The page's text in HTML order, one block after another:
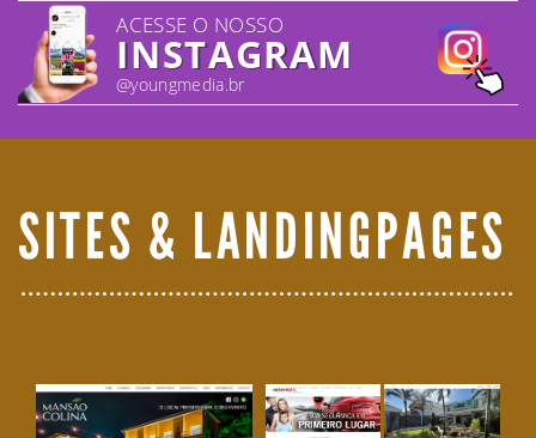
ACESSE O NOSSO
INSTAGRAM
@youngmedia.br
SITES & LANDINGPAGES